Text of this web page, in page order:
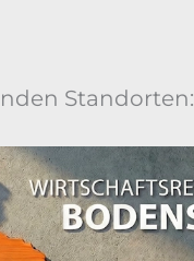
Standorten: